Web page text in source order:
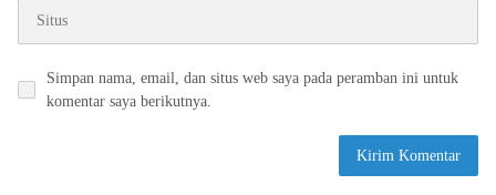
Simpan nama, email, dan situs web saya pada peramban ini untuk
komentar saya berikutnya.